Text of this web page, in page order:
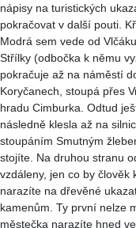
nápisy na turistických
pokračovat v další pouti.
Modrá sem vede od
Střílky (odbočka k němu
pokračuje až na náměstí
Koryčanech, stoupá přes
hradu Cimburka. Odtud
následně klesla až na
stoupáním Smutným
stojíte. Na druhou stranu
vzdáleny, jen co by člověk
narazíte na dřevěné
kamenům. Ty první nelze
městečka narazíte hned